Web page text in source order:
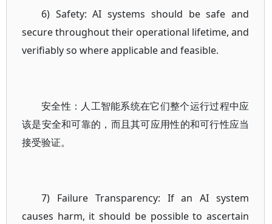
6) Safety: AI systems should be safe and
secure throughout their operational lifetime, and
verifiably so where applicable and feasible.
安全性：人工智能系统在它们整个运行过程中应
该是安全和可靠的，而且其可应用性的和可行性应当
接受验证。
7) Failure Transparency: If an AI system
causes harm, it should be possible to ascertain